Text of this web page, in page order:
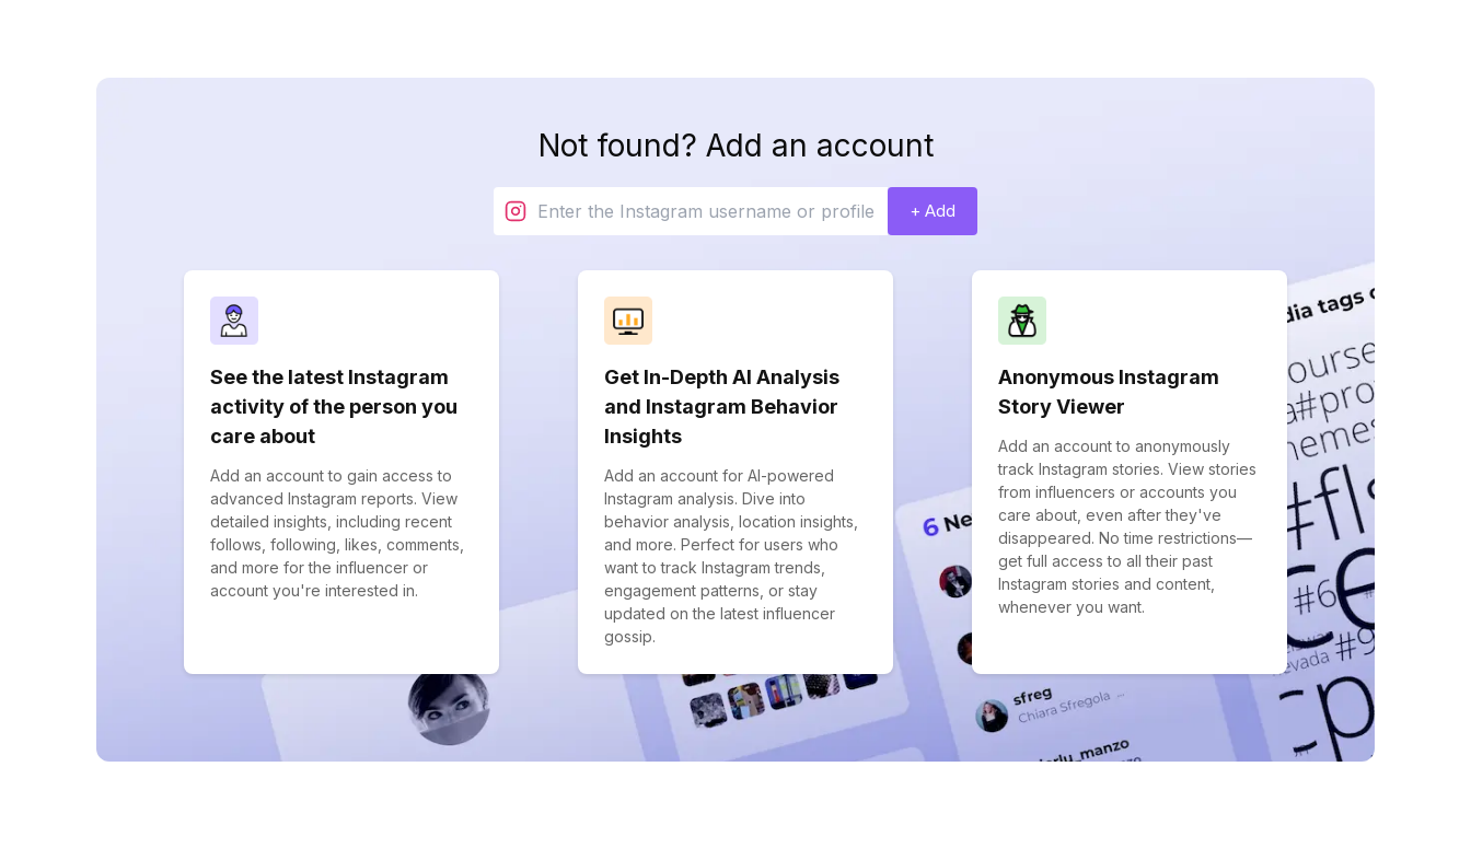
Not found? Add an account
+ Add
See the latest Instagram
activity of the person you
care about
Add an account to gain access to
advanced Instagram reports. View
detailed insights, including recent
follows, following, likes, comments,
and more for the influencer or
account you're interested in.
Get In-Depth AI Analysis
and Instagram Behavior
Insights
Add an account for AI-powered
Instagram analysis. Dive into
behavior analysis, location insights,
and more. Perfect for users who
want to track Instagram trends,
engagement patterns, or stay
updated on the latest influencer
gossip.
Anonymous Instagram
Story Viewer
Add an account to anonymously
track Instagram stories. View stories
from influencers or accounts you
care about, even after they've
disappeared. No time restrictions—
get full access to all their past
Instagram stories and content,
whenever you want.